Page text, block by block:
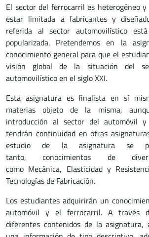
El sector del ferrocarril es heterogéneo
estar limitada a fabricantes y
referida al sector automovilístico
popularizada. Pretendemos en la
conocimiento general para que el
visión global de la situación del
automovilístico en el siglo XXI.
Esta asignatura es finalista en sí
materias objeto de la misma,
introducción al sector del automóvil
tendrán continuidad en otras
estudio de la asignatura se
tanto, conocimientos de
como Mecánica, Elasticidad y
Tecnologías de Fabricación.
Los estudiantes adquirirán un
automóvil y el ferrocarril. A través
diferentes contenidos de la asignatura,